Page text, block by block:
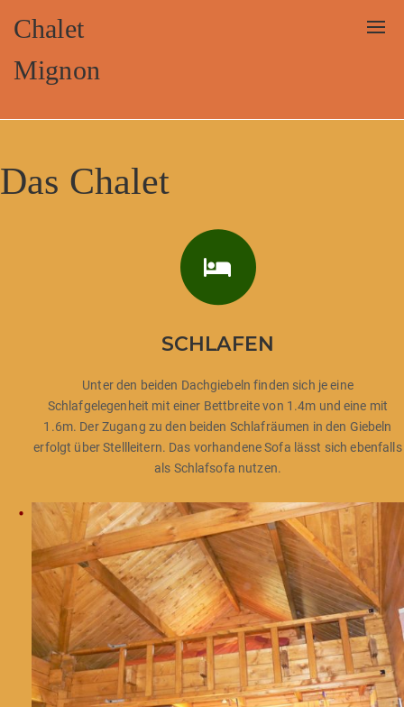
Chalet
Mignon
Das Chalet
SCHLAFEN
Unter den beiden Dachgiebeln finden sich je eine
Schlafgelegenheit mit einer Bettbreite von 1.4m und eine mit
1.6m. Der Zugang zu den beiden Schlafräumen in den Giebeln
erfolgt über Stellleitern. Das vorhandene Sofa lässt sich ebenfalls
als Schlafsofa nutzen.